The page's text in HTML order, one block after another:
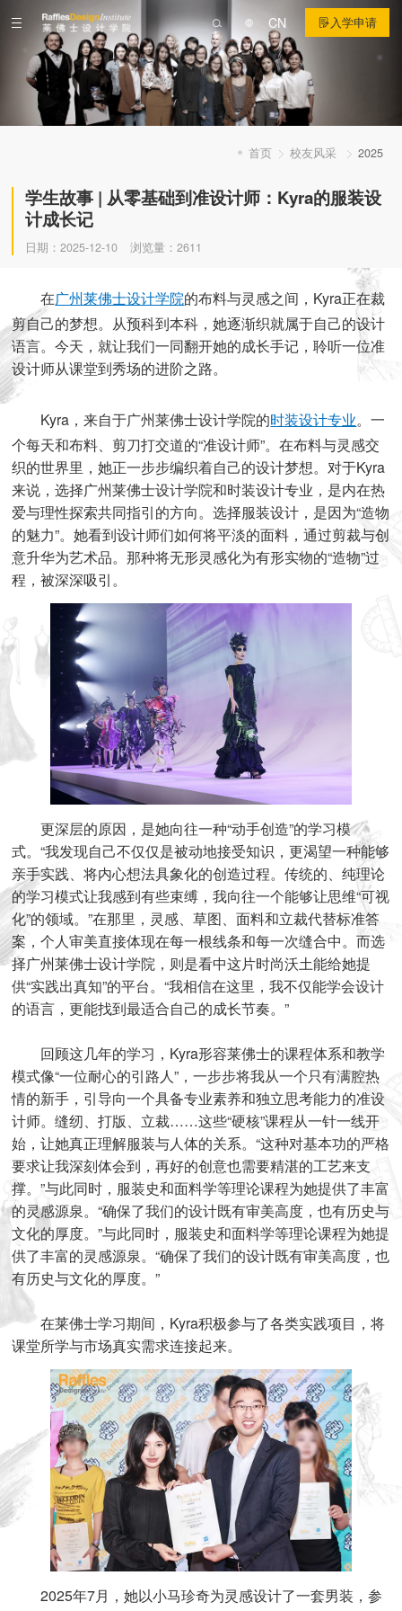
CN 入学申请
首页 校友风采 2025
学生故事 | 从零基础到准设计师：Kyra的服装设
计成长记
日期：2025-12-10 浏览量：2611
在广州莱佛士设计学院的布料与灵感之间，Kyra正在裁
剪自己的梦想。从预科到本科，她逐渐织就属于自己的设计
语言。今天，就让我们一同翻开她的成长手记，聆听一位准
设计师从课堂到秀场的进阶之路。
Kyra，来自于广州莱佛士设计学院的时装设计专业。一
个每天和布料、剪刀打交道的“准设计师”。在布料与灵感交
织的世界里，她正一步步编织着自己的设计梦想。对于Kyra
来说，选择广州莱佛士设计学院和时装设计专业，是内在热
爱与理性探索共同指引的方向。选择服装设计，是因为“造物
的魅力”。她看到设计师们如何将平淡的面料，通过剪裁与创
意升华为艺术品。那种将无形灵感化为有形实物的“造物”过
程，被深深吸引。
更深层的原因，是她向往一种“动手创造”的学习模
式。“我发现自己不仅仅是被动地接受知识，更渴望一种能够
亲手实践、将内心想法具象化的创造过程。传统的、纯理论
的学习模式让我感到有些束缚，我向往一个能够让思维“可视
化”的领域。”在那里，灵感、草图、面料和立裁代替标准答
案，个人审美直接体现在每一根线条和每一次缝合中。而选
择广州莱佛士设计学院，则是看中这片时尚沃土能给她提
供“实践出真知”的平台。“我相信在这里，我不仅能学会设计
的语言，更能找到最适合自己的成长节奏。”
回顾这几年的学习，Kyra形容莱佛士的课程体系和教学
模式像“一位耐心的引路人”，一步步将我从一个只有满腔热
情的新手，引导向一个具备专业素养和独立思考能力的准设
计师。缝纫、打版、立裁……这些“硬核”课程从一针一线开
始，让她真正理解服装与人体的关系。“这种对基本功的严格
要求让我深刻体会到，再好的创意也需要精湛的工艺来支
撑。”与此同时，服装史和面料学等理论课程为她提供了丰富
的灵感源泉。“确保了我们的设计既有审美高度，也有历史与
文化的厚度。”与此同时，服装史和面料学等理论课程为她提
供了丰富的灵感源泉。“确保了我们的设计既有审美高度，也
有历史与文化的厚度。”
在莱佛士学习期间，Kyra积极参与了各类实践项目，将
课堂所学与市场真实需求连接起来。
2025年7月，她以小马珍奇为灵感设计了一套男装，参